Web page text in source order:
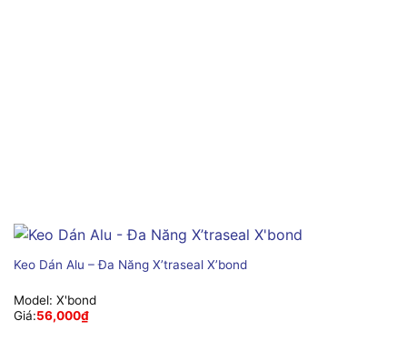
Keo Dán Alu – Đa Năng X’traseal X’bond
Model: X'bond
Giá:56,000₫